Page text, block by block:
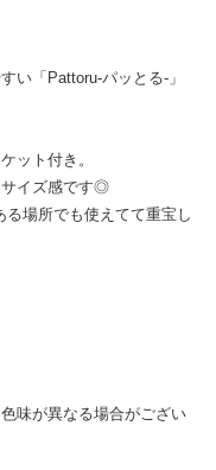
い「Pattoru-パッとる-」
ット付き。
サイズ感です◎
場所でも使えてて重宝し
味が異なる場合がござい